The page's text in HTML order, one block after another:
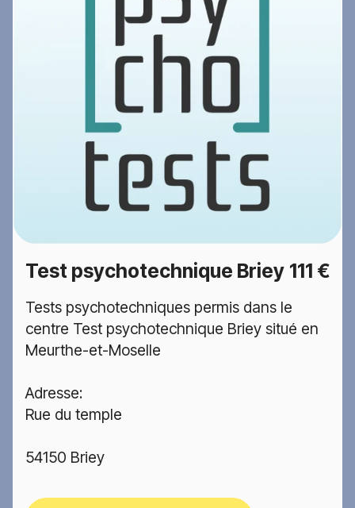
Test psychotechnique Briey 111 €
Tests psychotechniques permis dans le
centre Test psychotechnique Briey situé en
Meurthe-et-Moselle
Adresse:
Rue du temple
54150 Briey